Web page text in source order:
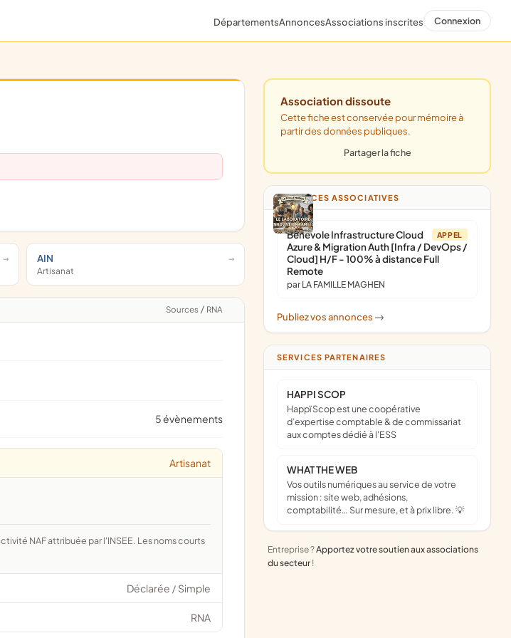
DépartementsAnnoncesAssociations inscrites Connexion
AIN
Artisanat
Sources / RNA
5 évènements
Artisanat
Déclarée / Simple
RNA
Association dissoute
Cette fiche est conservée pour mémoire à
partir des données publiques.
Partager la fiche
ANNONCES ASSOCIATIVES
APPEL
Bénévole Infrastructure Cloud
Azure & Migration Auth [Infra / DevOps /
Cloud] H/F - 100% à distance Full
Remote
par LA FAMILLE MAGHEN
Publiez vos annonces ->
SERVICES PARTENAIRES
HAPPI SCOP
Happï Scop est une coopérative
d’expertise comptable & de commissariat
aux comptes dédié à l'ESS
WHAT THE WEB
Vos outils numériques au service de votre
mission : site web, adhésions,
comptabilité… Sur mesure, et à prix libre. 💡
Entreprise ?Apportez votre soutien aux associations
du secteur !